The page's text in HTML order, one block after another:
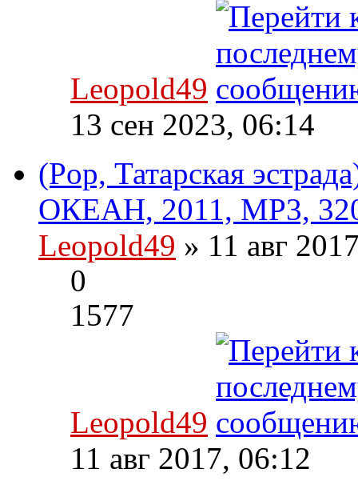
Leopold49
13 сен 2023, 06:14
(Pop, Татарская
ОКЕАН, 2011, MP3,
Leopold49 » 11 авг
0
1577
Leopold49
11 авг 2017, 06:12